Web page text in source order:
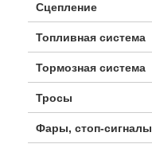
Сцепление
Топливная система
Тормозная система
Тросы
Фары, стоп-сигналы